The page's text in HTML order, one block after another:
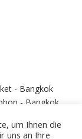
- Bangkok
- Bangkok
um Ihnen die
uns an Ihre